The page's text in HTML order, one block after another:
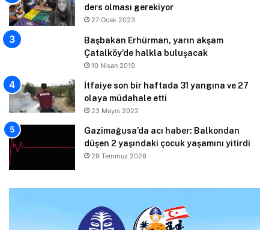
ders olması gerekiyor
27 Ocak 2023
Başbakan Erhürman, yarın akşam
Çatalköy’de halkla buluşacak
10 Nisan 2019
İtfaiye son bir haftada 31 yangına ve 27
olaya müdahale etti
23 Mayıs 2022
Gazimağusa’da acı haber: Balkondan
düşen 2 yaşındaki çocuk yaşamını yitirdi
29 Temmuz 2026